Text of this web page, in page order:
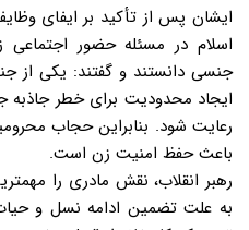
ایشان پس از تأکید بر ایفای
اسلام در مسئله حضور
جنسی دانستند و گفتند: یکی از
ایجاد محدودیت برای خطر
رعایت شود. بنابراین حجاب
باعث حفظ امنیت زن است.
رهبر انقلاب، نقش مادری را
به علت تضمین ادامه نسل و